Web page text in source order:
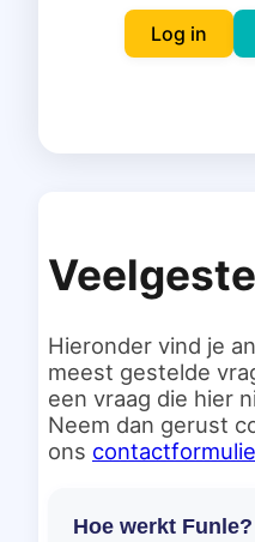
Log in
Hieronder vind je
meest gestelde
een vraag die hier
Neem dan gerust
ons
Hoe werkt Funle?